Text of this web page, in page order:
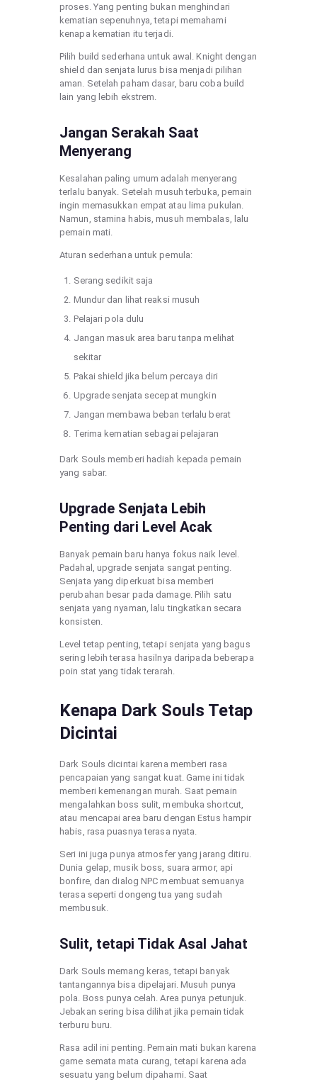
proses. Yang penting bukan menghindari
kematian sepenuhnya, tetapi memahami
kenapa kematian itu terjadi.
Pilih build sederhana untuk awal. Knight dengan
shield dan senjata lurus bisa menjadi pilihan
aman. Setelah paham dasar, baru coba build
lain yang lebih ekstrem.
Jangan Serakah Saat
Menyerang
Kesalahan paling umum adalah menyerang
terlalu banyak. Setelah musuh terbuka, pemain
ingin memasukkan empat atau lima pukulan.
Namun, stamina habis, musuh membalas, lalu
pemain mati.
Aturan sederhana untuk pemula:
Serang sedikit saja
Mundur dan lihat reaksi musuh
Pelajari pola dulu
Jangan masuk area baru tanpa melihat
sekitar
Pakai shield jika belum percaya diri
Upgrade senjata secepat mungkin
Jangan membawa beban terlalu berat
Terima kematian sebagai pelajaran
Dark Souls memberi hadiah kepada pemain
yang sabar.
Upgrade Senjata Lebih
Penting dari Level Acak
Banyak pemain baru hanya fokus naik level.
Padahal, upgrade senjata sangat penting.
Senjata yang diperkuat bisa memberi
perubahan besar pada damage. Pilih satu
senjata yang nyaman, lalu tingkatkan secara
konsisten.
Level tetap penting, tetapi senjata yang bagus
sering lebih terasa hasilnya daripada beberapa
poin stat yang tidak terarah.
Kenapa Dark Souls Tetap
Dicintai
Dark Souls dicintai karena memberi rasa
pencapaian yang sangat kuat. Game ini tidak
memberi kemenangan murah. Saat pemain
mengalahkan boss sulit, membuka shortcut,
atau mencapai area baru dengan Estus hampir
habis, rasa puasnya terasa nyata.
Seri ini juga punya atmosfer yang jarang ditiru.
Dunia gelap, musik boss, suara armor, api
bonfire, dan dialog NPC membuat semuanya
terasa seperti dongeng tua yang sudah
membusuk.
Sulit, tetapi Tidak Asal Jahat
Dark Souls memang keras, tetapi banyak
tantangannya bisa dipelajari. Musuh punya
pola. Boss punya celah. Area punya petunjuk.
Jebakan sering bisa dilihat jika pemain tidak
terburu buru.
Rasa adil ini penting. Pemain mati bukan karena
game semata mata curang, tetapi karena ada
sesuatu yang belum dipahami. Saat